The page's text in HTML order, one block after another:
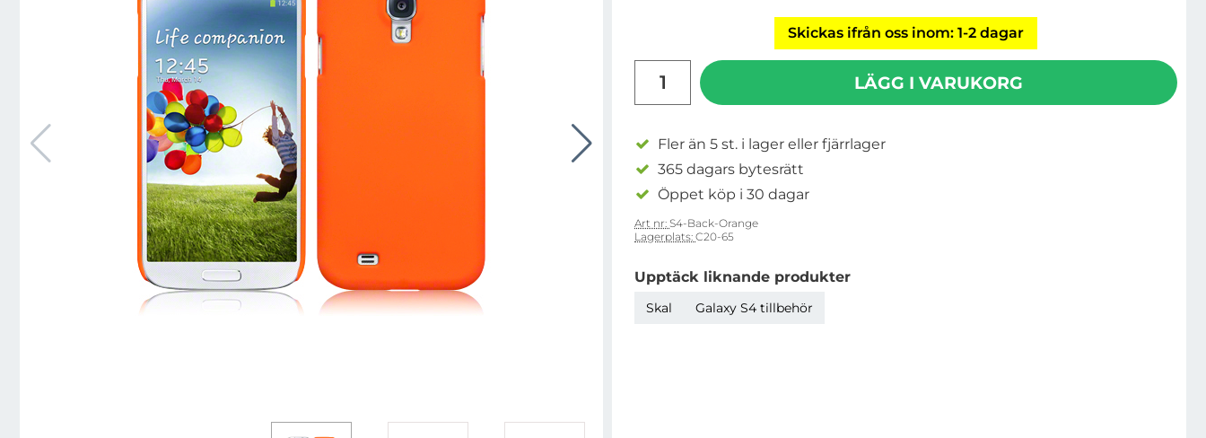
Skickas ifrån oss inom: 1-2 dagar
LÄGG I VARUKORG
Fler än 5 st. i lager eller fjärrlager
365 dagars bytesrätt
Öppet köp i 30 dagar
Art nr: S4-Back-Orange
Lagerplats: C20-65
Upptäck liknande produkter
Skal Galaxy S4 tillbehör